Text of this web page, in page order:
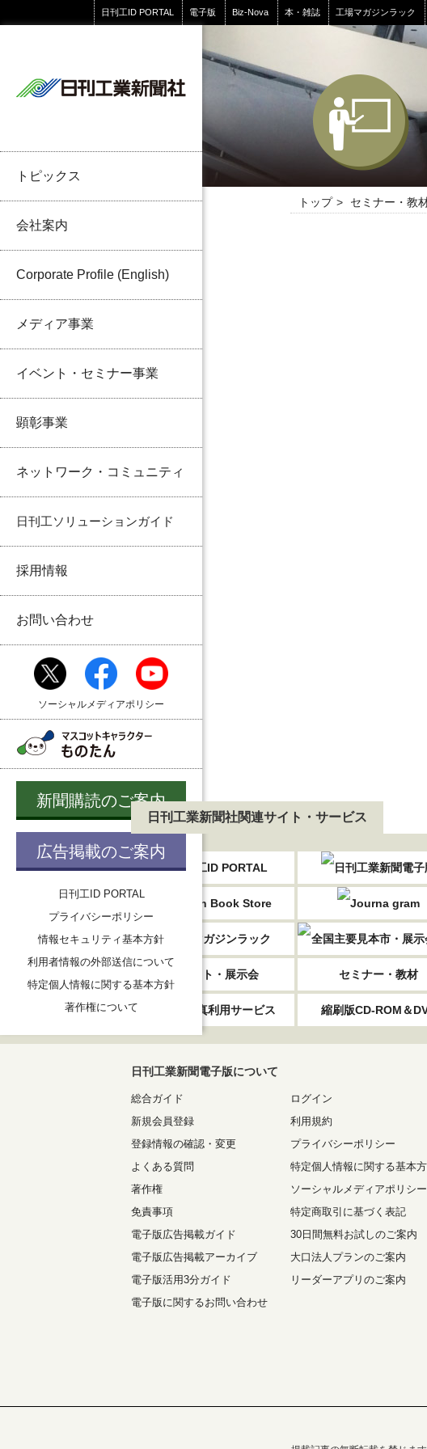
日刊工ID PORTAL 電子版 Biz-Nova 本・雑誌 工場マガジンラック
トピックス
会社案内
Corporate Profile (English)
メディア事業
イベント・セミナー事業
顕彰事業
ネットワーク・コミュニティ
日刊工ソリューションガイド
採用情報
お問い合わせ
ソーシャルメディアポリシー
新聞購読のご案内
広告掲載のご案内
日刊工ID PORTAL
プライバシーポリシー
情報セキュリティ基本方針
利用者情報の外部送信について
特定個人情報に関する基本方針
著作権について
トップ セミナー・教
日刊工業新聞社関連サイト・サービス
イベント・展示会 セミナー・教材
記事・写真利用サービス 縮刷版CD-ROM＆
日刊工業新聞電子版について
総合ガイド
ログイン
新規会員登録
利用規約
登録情報の確認・変更
プライバシーポリシー
よくある質問
特定個人情報に関する基本
著作権
ソーシャルメディアポリシー
免責事項
特定商取引に基づく表記
電子版広告掲載ガイド
30日間無料お試しのご案内
電子版広告掲載アーカイブ
大口法人プランのご案内
電子版活用3分ガイド
リーダーアプリのご案内
電子版に関するお問い合わせ